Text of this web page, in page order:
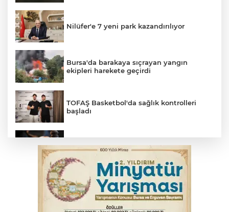
Nilüfer'e 7 yeni park kazandırılıyor
Bursa'da barakaya sıçrayan yangın
ekipleri harekete geçirdi
TOFAŞ Basketbol'da sağlık kontrolleri
başladı
Yargıtay’dan primle çalışanlara müjde
Polisin 'dur' ihtarına uymadı, ceza
duvarına tosladı